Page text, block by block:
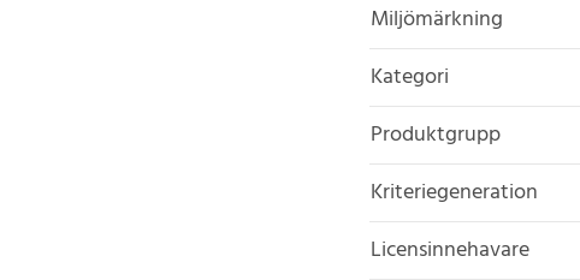
Miljömärkning
Kategori
Produktgrupp
Kriteriegeneration
Licensinnehavare